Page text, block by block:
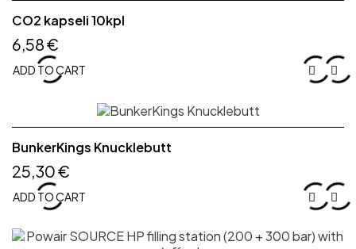
CO2 kapseli 10kpl
6,58 €
ADD TO CART  
BunkerKings Knucklebutt
25,30 €
ADD TO CART  